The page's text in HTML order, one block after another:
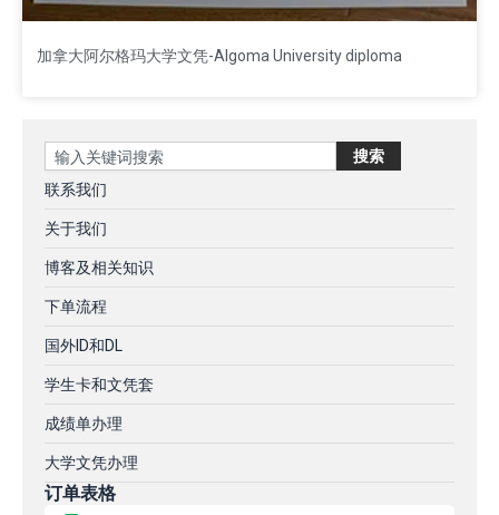
加拿大阿尔格玛大学文凭-Algoma University diploma
Search 搜索
联系我们
关于我们
博客及相关知识
下单流程
国外ID和DL
学生卡和文凭套
成绩单办理
大学文凭办理
订单表格